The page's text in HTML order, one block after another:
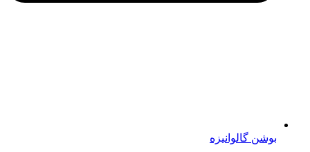
بوشن گالوانیزه